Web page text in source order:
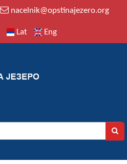
nacelnik@opstinajezero.org
Lat Eng